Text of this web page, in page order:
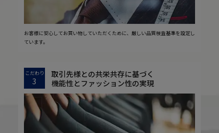
お客様に安心してお買い物していただくために、厳しい品質検査基準を設定し
ています。
こだわり
3
取引先様との共栄共存に基づく
機能性とファッション性の実現